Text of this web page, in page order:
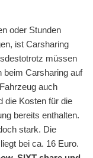
oder Stunden
ist Carsharing
müssen
beim Carsharing auf
auch
die Kosten für die
bereits enthalten.
stark. Die
bei ca. 16 Euro.